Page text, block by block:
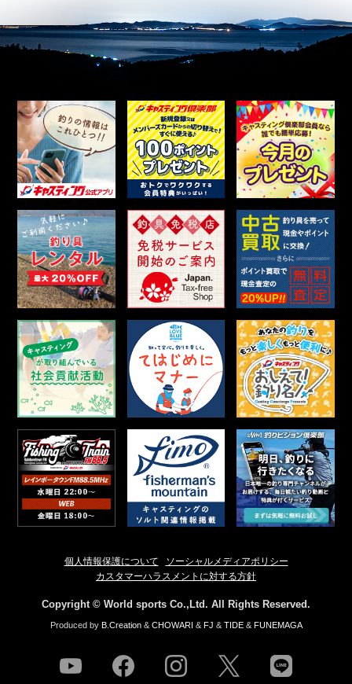
個人情報保護について
ソーシャルメディアポリシー
カスタマーハラスメントに対する方針
Copyright © World sports Co.,Ltd. All Rights Reserved.
Produced by B.Creation& CHOWARI & FJ & TIDE& FUNEMAGA
youtube facebook instagram line